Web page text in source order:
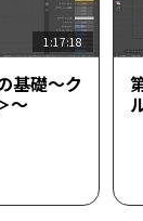
1:17:18
基礎～ク
～